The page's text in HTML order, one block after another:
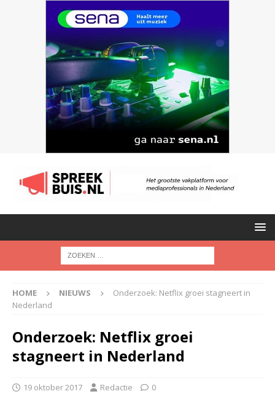
HOME NIEUWS
Onderzoek: Netflix groei stagneert in
Nederland
Onderzoek: Netflix groei
stagneert in Nederland
19 oktober 2017 Redactie 0